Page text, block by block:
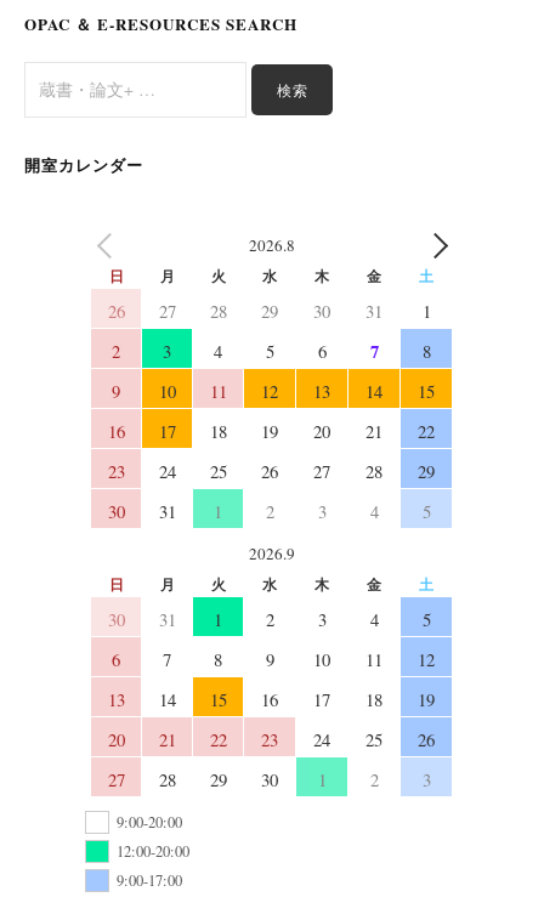
OPAC ＆ E-RESOURCES SEARCH
開室カレンダー
2026.8
日 月 火 水 木 金 土
26 27 28 29 30 31
1
2
3 4 5 6 7
8
9
10 11 12 13 14
15
16
17 18 19 20 21
22
23
24 25 26 27 28
29
30
31 1 2 3 4 5
2026.9
日 月 火 水 木 金 土
30 31 1 2 3 4
5
6
7 8 9 10 11
12
13
14 15 16 17 18
19
20
21 22 23 24 25
26
27
28 29 30 1 2 3
9:00-20:00
12:00-20:00
9:00-17:00